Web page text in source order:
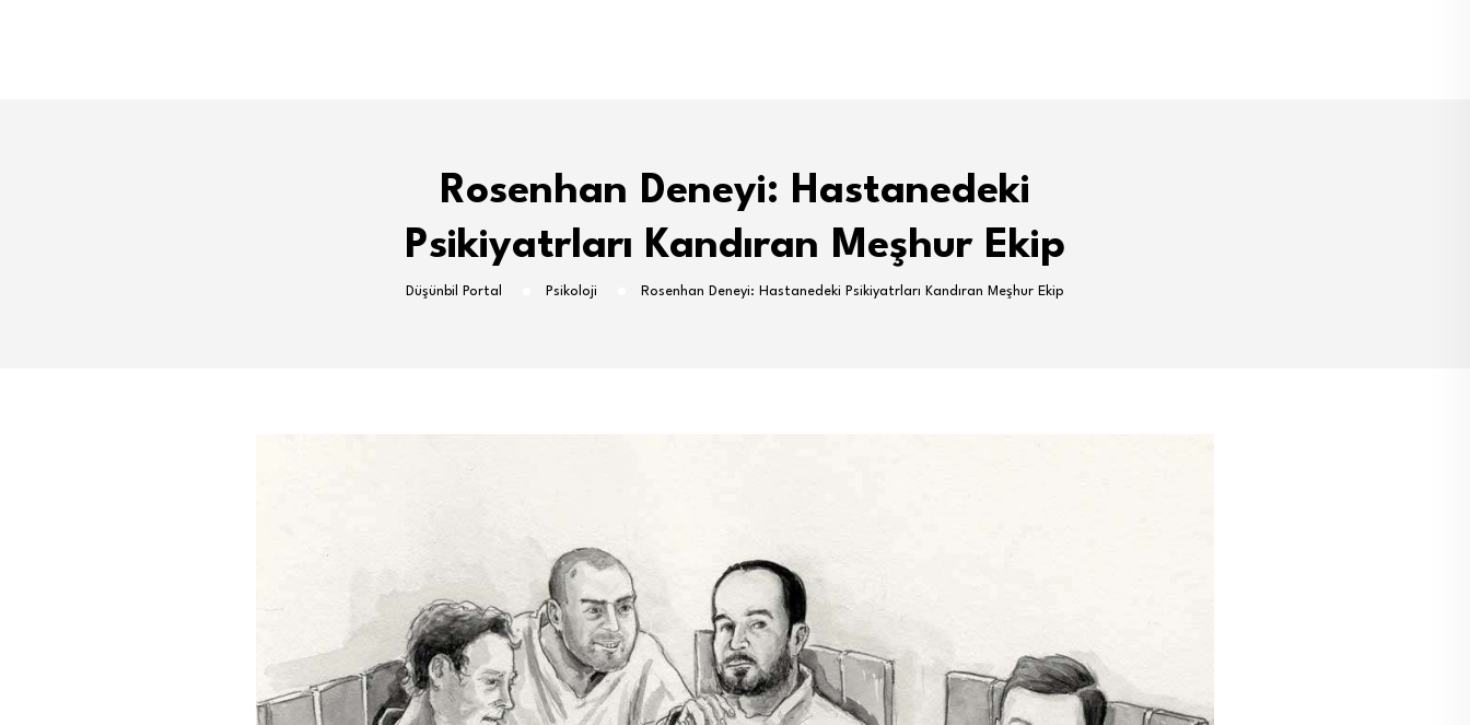
Rosenhan Deneyi: Hastanedeki
Psikiyatrları Kandıran Meşhur Ekip
Düşünbil Portal Psikoloji Rosenhan Deneyi: Hastanedeki Psikiyatrları Kandıran Meşhur Ekip